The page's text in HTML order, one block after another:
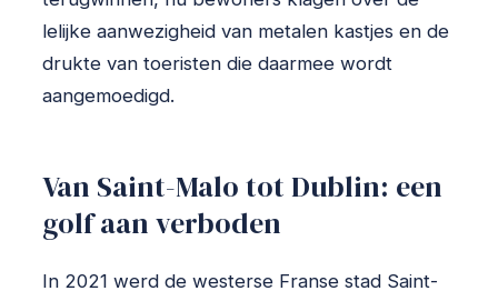
lelijke aanwezigheid van metalen kastjes en de
drukte van toeristen die daarmee wordt
aangemoedigd.
Van Saint-Malo tot Dublin: een
golf aan verboden
In 2021 werd de westerse Franse stad Saint-